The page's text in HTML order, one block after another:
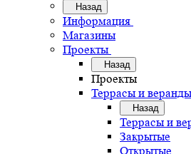
Назад
Информация
Магазины
Проекты
Назад
Проекты
Террасы и
Назад
Террасы и
Закрытые
Открытые